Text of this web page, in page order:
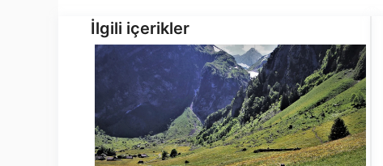
İlgili içerikler